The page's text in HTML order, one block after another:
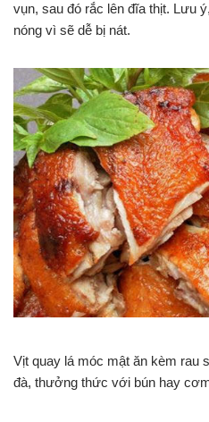
vụn, sau đó rắc lên đĩa thịt. Lưu
nóng vì sẽ dễ bị nát.
Vịt quay lá móc mật ăn kèm rau
đà, thưởng thức với bún hay